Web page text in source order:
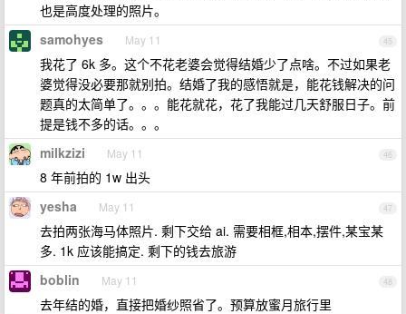
也是高度处理的照片。
45
samohyes May 11
我花了 6k 多。这个不花老婆会觉得结婚少了点啥。不过如果老
婆觉得没必要那就别拍。结婚了我的感悟就是，能花钱解决的问
题真的太简单了。。。能花就花，花了我能过几天舒服日子。前
提是钱不多的话。。。
46
milkzizi May 11
8 年前拍的 1w 出头
47
yesha May 11
去拍两张海马体照片. 剩下交给 ai. 需要相框,相本,摆件,某宝某
多. 1k 应该能搞定. 剩下的钱去旅游
48
boblin May 11
去年结的婚，直接把婚纱照省了。预算放蜜月旅行里